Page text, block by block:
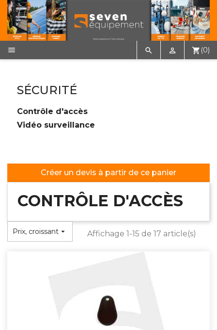
   shopping_cart (0)
SÉCURITÉ
Contrôle d'accès
Vidéo surveillance
Créer un devis à partir de ce panier
CONTRÔLE D'ACCÈS
Prix, croissant  Affichage 1-15 de 17 article(s)